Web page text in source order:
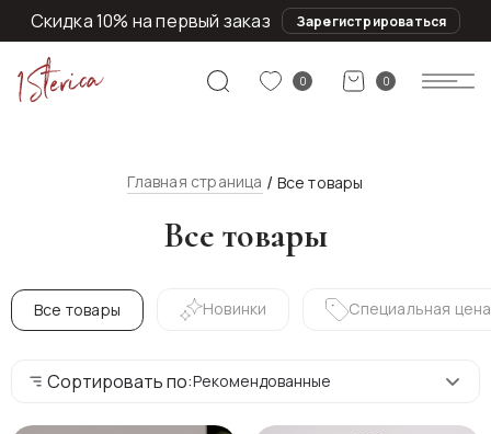
Скидка 10% на первый заказ Зарегистрироваться
0 0
Главная страница Все товары
Все товары
Все товары Новинки Специальная цена
Сортировать по:Рекомендованные